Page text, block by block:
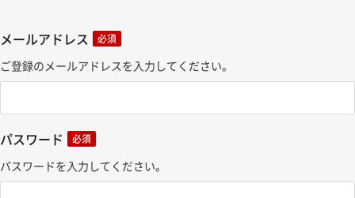
メールアドレス 必須
ご登録のメールアドレスを入力してください。
パスワード 必須
パスワードを入力してください。